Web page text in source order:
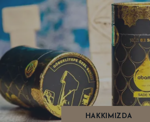
HAKKIMIZDA